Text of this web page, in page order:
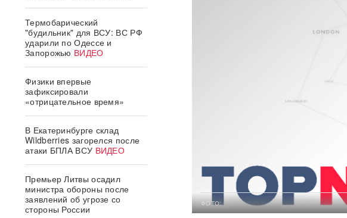
Термобарический
"будильник" для ВСУ: ВС РФ
ударили по Одессе и
Запорожью ВИДЕО
Физики впервые
зафиксировали
«отрицательное время»
В Екатеринбурге склад
Wildberries загорелся после
атаки БПЛА ВСУ ВИДЕО
Премьер Литвы осадил
министра обороны после
заявлений об угрозе со
стороны России
ФОТО: